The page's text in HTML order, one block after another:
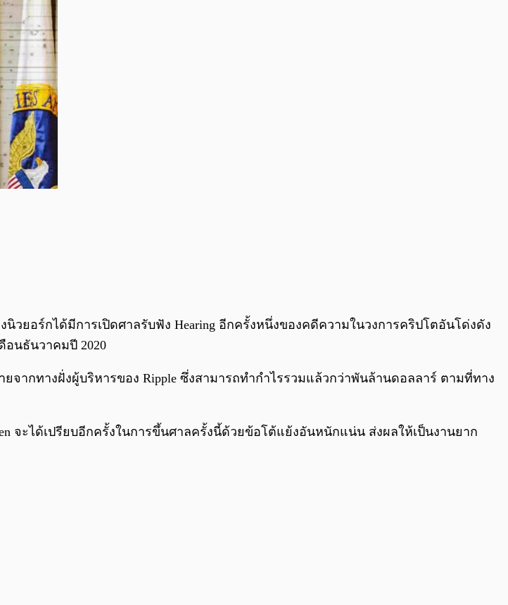
0:00/ 0:00
วยอร์กได้มีการเปิดศาลรับฟัง Hearing อีกครั้งหนึ่งของคดีความในวงการคริปโตอันโด่งดัง
อนธันวาคมปี 2020
ากทางฝั่งผู้บริหารของ Ripple ซึ่งสามารถทำกำไรรวมแล้วกว่าพันล้านดอลลาร์ ตามที่ทาง
จะได้เปรียบอีกครั้งในการขึ้นศาลครั้งนี้ด้วยข้อโต้แย้งอันหนักแน่น ส่งผลให้เป็นงานยาก